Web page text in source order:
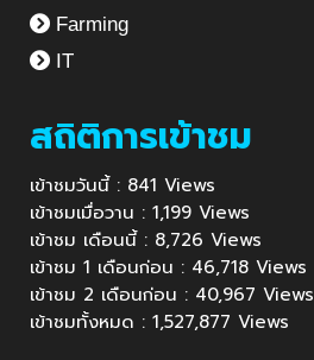
Farming
IT
สถิติการเข้าชม
เข้าชมวันนี้ : 841 Views
เข้าชมเมื่อวาน : 1,199 Views
เข้าชม เดือนนี้ : 8,726 Views
เข้าชม 1 เดือนก่อน : 46,718 Views
เข้าชม 2 เดือนก่อน : 40,967 Views
เข้าชมทั้งหมด : 1,527,877 Views